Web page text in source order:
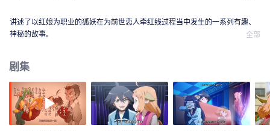
讲述了以红娘为职业的狐妖在为前世恋人牵红线过程当中发生的一系列有趣、
神秘的故事。
全部
剧集